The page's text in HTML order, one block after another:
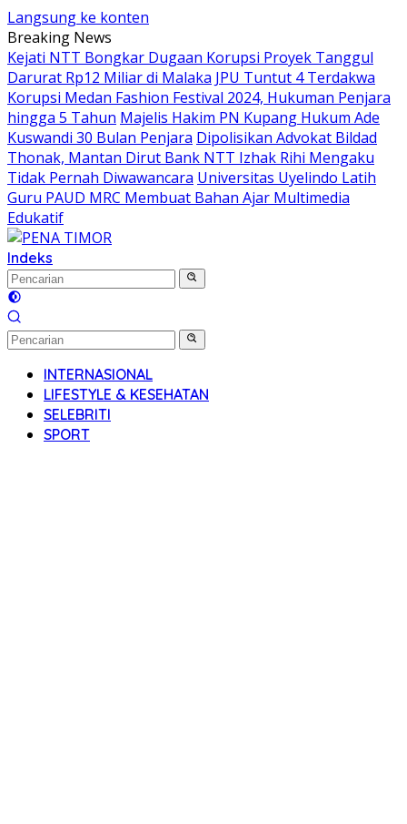
Langsung ke konten
Breaking News
Kejati NTT Bongkar Dugaan Korupsi Proyek Tanggul
Darurat Rp12 Miliar di Malaka JPU Tuntut 4 Terdakwa
Korupsi Medan Fashion Festival 2024, Hukuman Penjara
hingga 5 Tahun Majelis Hakim PN Kupang Hukum Ade
Kuswandi 30 Bulan Penjara Dipolisikan Advokat Bildad
Thonak, Mantan Dirut Bank NTT Izhak Rihi Mengaku
Tidak Pernah Diwawancara Universitas Uyelindo Latih
Guru PAUD MRC Membuat Bahan Ajar Multimedia
Edukatif
Indeks
INTERNASIONAL
LIFESTYLE & KESEHATAN
SELEBRITI
SPORT